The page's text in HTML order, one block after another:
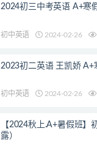
2024初三中考英语 A+寒
初中英语 2024-02-26
2023初二英语 王凯娇 A+
初中英语 2024-02-26
【2024秋上.A+暑假班】
露）